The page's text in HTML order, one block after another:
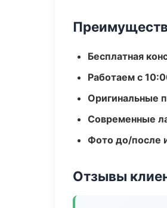
Бесплатная
Работаем с
Оригинальные
Современные
Фото до/после
Отзывы